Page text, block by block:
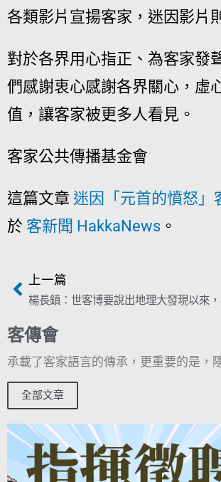
各類影片宣揚客家，迷因影片
對於各界用心指正、為客家發
們感謝衷心感謝各界關心，虛
值，讓客家被更多人看見。
客家公共傳播基金會
這篇文章 迷因「元首的憤怒
於 客新聞 HakkaNews 。
上一篇
客傳會
承載了客家語言的傳承，更重要的是，
全部文章